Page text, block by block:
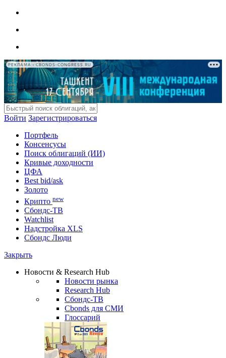
РЕКЛАМА • CBONDS-CONGRESS.RU
Войти Зарегистрироваться
Портфель
Консенсусы
Поиск облигаций (ИИ)
Кривые доходности
ЦФА
Best bid/ask
Золото
Крипто new
Сбондс-ТВ
Watchlist
Надстройка XLS
Сбондс Люди
Закрыть
Новости & Research Hub
Новости рынка
Research Hub
Сбондс-ТВ
Cbonds для СМИ
Глоссарий